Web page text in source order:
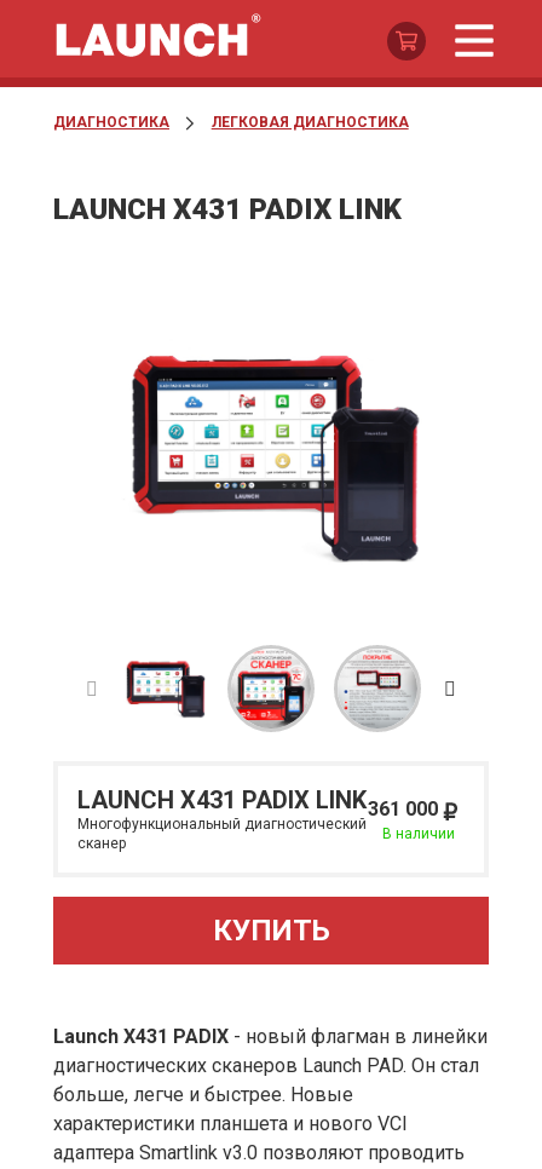
ДИАГНОСТИКА ЛЕГКОВАЯ ДИАГНОСТИКА
LAUNCH X431 PADIX LINK
LAUNCH X431 PADIX LINK
Многофункциональный диагностический
сканер
361 000
В наличии
КУПИТЬ
Launch X431 PADIX - новый флагман в линейки
диагностических сканеров Launch PAD. Он стал
больше, легче и быстрее. Новые
характеристики планшета и нового VCI
адаптера Smartlink v3.0 позволяют проводить